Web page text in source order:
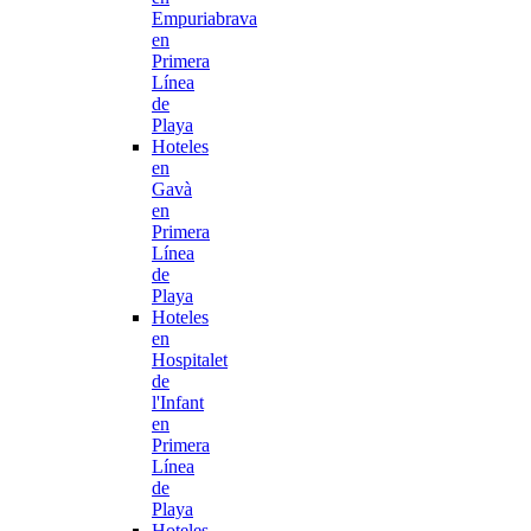
Empuriabrava
en
Primera
Línea
de
Playa
Hoteles
en
Gavà
en
Primera
Línea
de
Playa
Hoteles
en
Hospitalet
de
l'Infant
en
Primera
Línea
de
Playa